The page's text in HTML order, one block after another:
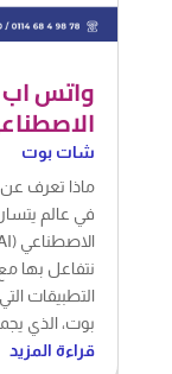
واتس
شات بوت
ماذا تعرف
في عالم
نتفاعل بها
التطبيقات
بوت، الذي
قراءة المزيد